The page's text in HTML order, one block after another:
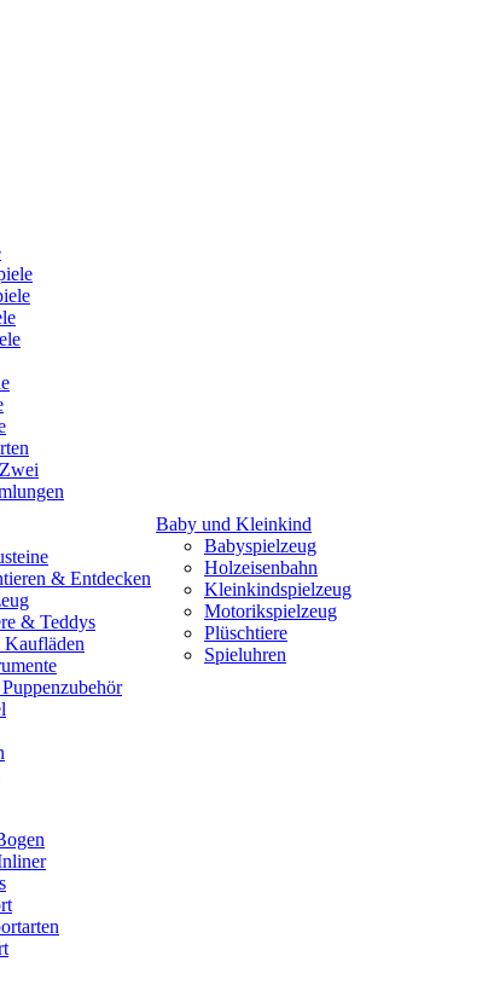
& Entdecken
& Teddys
Baby und Kleinkind
Babyspielzeug
Holzeisenbahn
Kleinkindspielzeug
Motorikspielzeug
Plüschtiere
Spieluhren